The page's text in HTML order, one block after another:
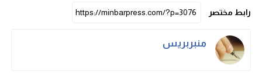
رابط مختصر
منبربريس